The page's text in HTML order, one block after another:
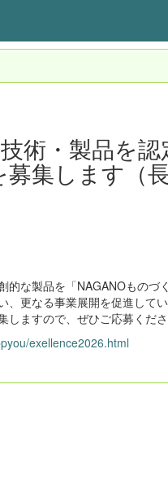
術・製品を
集します（長
な製品を「NAGANOものづ
更なる事業展開を促進してい
ますので、ぜひご応募くださ
exellence2026.html